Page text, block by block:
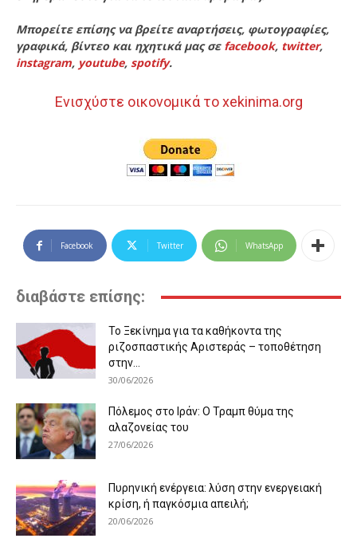
Μπορείτε επίσης να βρείτε αναρτήσεις, φωτογραφίες,
γραφικά, βίντεο και ηχητικά μας σε facebook, twitter,
instagram, youtube, spotify.
Ενισχύστε οικονομικά το xekinima.org
Facebook Twitter WhatsApp
διαβάστε επίσης:
Το Ξεκίνημα για τα καθήκοντα της
ριζοσπαστικής Αριστεράς – τοποθέτηση
στην...
30/06/2026
Πόλεμος στο Ιράν: Ο Τραμπ θύμα της
αλαζονείας του
27/06/2026
Πυρηνική ενέργεια: λύση στην ενεργειακή
κρίση, ή παγκόσμια απειλή;
20/06/2026